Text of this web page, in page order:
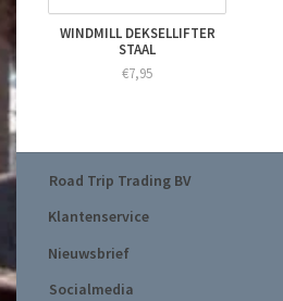
WINDMILL DEKSELLIFTER
STAAL
€7,95
Road Trip Trading BV
Klantenservice
Nieuwsbrief
Socialmedia